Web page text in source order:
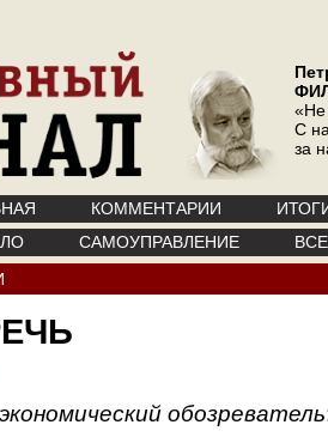
«Не
С
за
КОММЕНТАРИИ
САМОУПРАВЛЕНИЕ
экономический обозреватель